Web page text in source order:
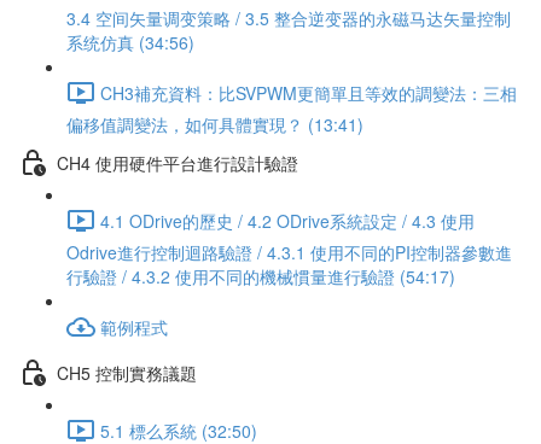
3.4 空间矢量调变策略 / 3.5 整合逆变器的永磁马达矢量控制
系统仿真 (34:56)
CH3補充資料：比SVPWM更簡單且等效的調變法：三相
偏移值調變法，如何具體實現？ (13:41)
CH4 使用硬件平台進行設計驗證
4.1 ODrive的歷史 / 4.2 ODrive系統設定 / 4.3 使用
Odrive進行控制迴路驗證 / 4.3.1 使用不同的PI控制器參數進
行驗證 / 4.3.2 使用不同的機械慣量進行驗證 (54:17)
範例程式
CH5 控制實務議題
5.1 標么系統 (32:50)